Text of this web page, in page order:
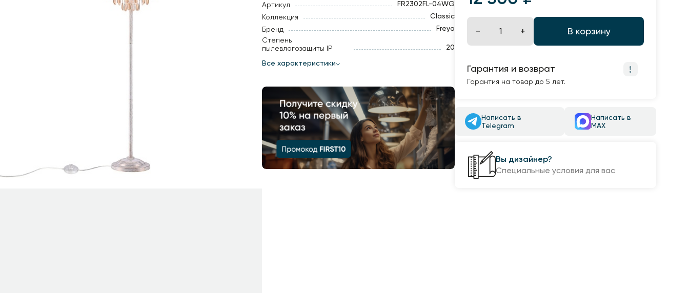
Артикул
FR2302FL-04WG
Коллекция
Classic
Бренд
Freya
Степень
пылевлагозащиты IP
20
Все характеристики
В корзину
Гарантия и возврат
Гарантия на товар до 5 лет.
Написать в
Telegram
Написать в
MAX
Вы дизайнер?
Специальные условия для вас